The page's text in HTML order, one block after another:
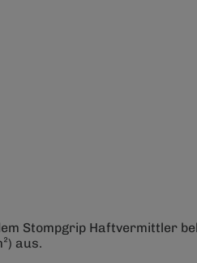
Stompgrip Haftvermittler
aus.